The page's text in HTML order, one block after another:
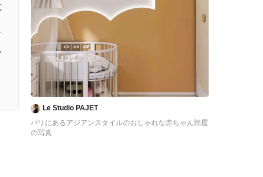
Le Studio PAJET
パリにあるアジアンスタイルのおしゃれな赤ちゃん部屋
の写真